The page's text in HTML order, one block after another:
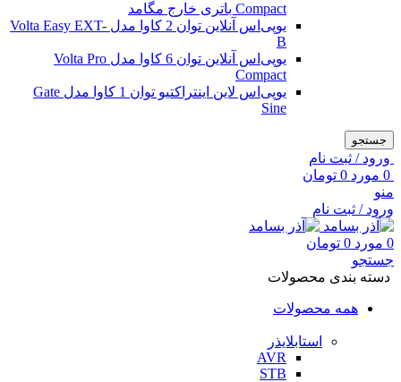
Compact باتری خارج مگامد
یو‌پی‌اس آنلاین توان 2 کاوا مدل Volta Easy EXT-
B
یو‌پی‌اس آنلاین توان 6 کاوا مدل Volta Pro
Compact
یو‌پی‌اس لاین اینتراکتیو توان 1 کاوا مدل Gate
Sine
جستجو
ورود / ثبت نام
0 مورد 0 تومان
منو
ورود / ثبت نام
0 مورد 0 تومان
جستجو
دسته بندی محصولات
همه محصولات
استابلایذر
AVR
STB